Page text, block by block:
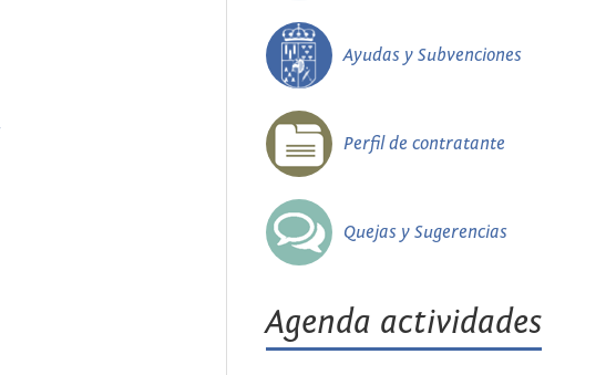
Ayudas y Subvenciones
Perfil de contratante
Quejas y Sugerencias
Agenda actividades